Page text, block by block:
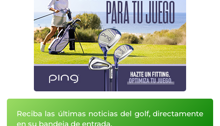
Reciba las últimas noticias del golf, directamente
en su bandeja de entrada.